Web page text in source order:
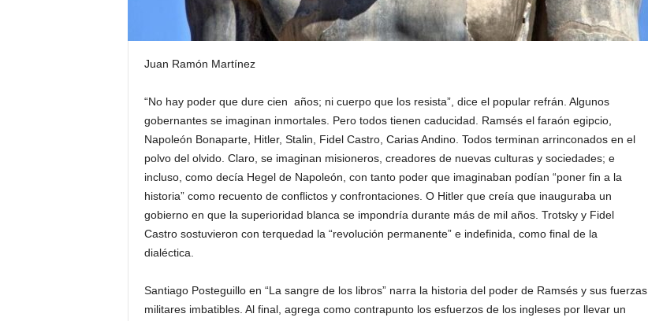
Juan Ramón Martínez
“No hay poder que dure cien años; ni cuerpo que los resista”, dice el popular refrán. Algunos
gobernantes se imaginan inmortales. Pero todos tienen caducidad. Ramsés el faraón egipcio,
Napoleón Bonaparte, Hitler, Stalin, Fidel Castro, Carias Andino. Todos terminan arrinconados en el
polvo del olvido. Claro, se imaginan misioneros, creadores de nuevas culturas y sociedades; e
incluso, como decía Hegel de Napoleón, con tanto poder que imaginaban podían “poner fin a la
historia” como recuento de conflictos y confrontaciones. O Hitler que creía que inauguraba un
gobierno en que la superioridad blanca se impondría durante más de mil años. Trotsky y Fidel
Castro sostuvieron con terquedad la “revolución permanente” e indefinida, como final de la
dialéctica.
Santiago Posteguillo en “La sangre de los libros” narra la historia del poder de Ramsés y sus fuerzas
militares imbatibles. Al final, agrega como contrapunto los esfuerzos de los ingleses por llevar un